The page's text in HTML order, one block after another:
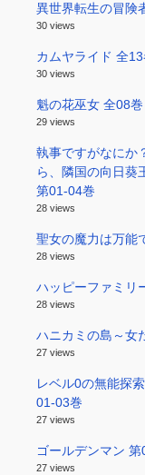
異世界転生の冒険
30 views
カムヤライド 全13
30 views
魁の花巫女 全08巻
29 views
執事ですがなにか
ら、隣国の向日葵
第01-04巻
28 views
聖女の魔力は万能
28 views
ハッピーファミリ
28 views
ハニカミの島～女
27 views
レベル0の無能探
01-03巻
27 views
ゴールデンマン 第
27 views